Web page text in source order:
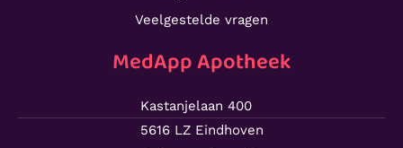
Veelgestelde vragen
MedApp Apotheek
Kastanjelaan 400
5616 LZ Eindhoven